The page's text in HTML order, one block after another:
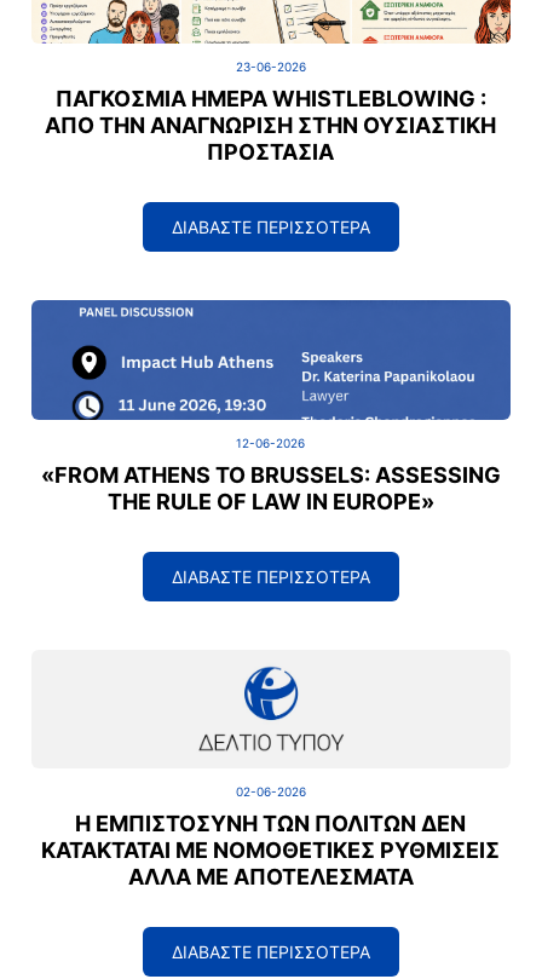
23-06-2026
ΠΑΓΚΌΣΜΙΑ ΗΜΈΡΑ WHISTLEBLOWING :
ΑΠΌ ΤΗΝ ΑΝΑΓΝΏΡΙΣΗ ΣΤΗΝ ΟΥΣΙΑΣΤΙΚΉ
ΠΡΟΣΤΑΣΊΑ
ΔΙΑΒΑΣΤΕ ΠΕΡΙΣΣΟΤΕΡΑ
12-06-2026
«FROM ATHENS TO BRUSSELS: ASSESSING
THE RULE OF LAW IN EUROPE»
ΔΙΑΒΑΣΤΕ ΠΕΡΙΣΣΟΤΕΡΑ
02-06-2026
Η ΕΜΠΙΣΤΟΣΎΝΗ ΤΩΝ ΠΟΛΙΤΏΝ ΔΕΝ
ΚΑΤΑΚΤΆΤΑΙ ΜΕ ΝΟΜΟΘΕΤΙΚΈΣ ΡΥΘΜΊΣΕΙΣ
ΑΛΛΆ ΜΕ ΑΠΟΤΕΛΈΣΜΑΤΑ
ΔΙΑΒΑΣΤΕ ΠΕΡΙΣΣΟΤΕΡΑ